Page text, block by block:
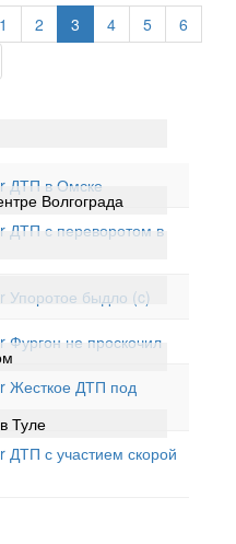
1 2 3 4 5
6
Волгограда
Туле